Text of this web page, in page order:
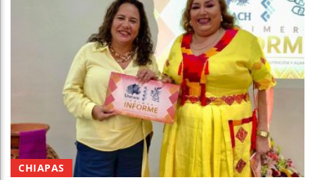
CHIAPAS